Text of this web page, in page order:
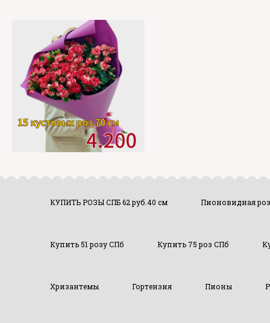
КУПИТЬ РОЗЫ СПБ 62 руб.40 см Пионовидная
Купить 51 розу СПб Купить 75 роз СПб
Хризантемы Гортензия Пионы